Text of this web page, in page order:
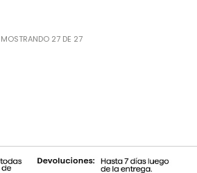
MOSTRANDO 27 DE 27